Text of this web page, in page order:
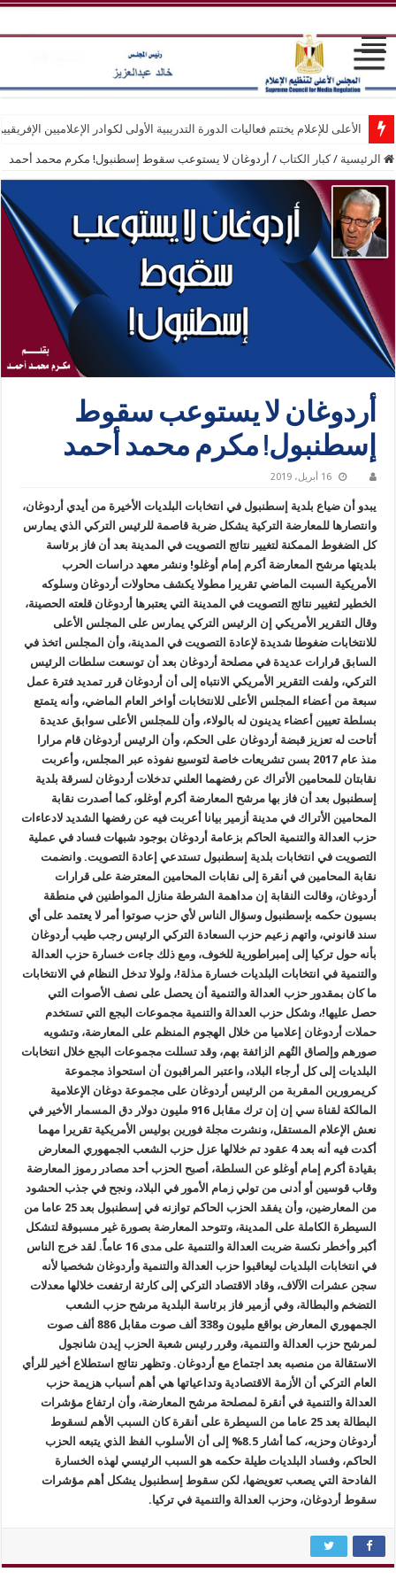
الأعلى للإعلام يختتم فعاليات الدورة التدريبية الأولى لكوادر الإعلاميين
الرئيسية / كبار الكتاب / أردوغان لا يستوعب سقوط إسطنبول! مكرم محمد أحمد
أردوغان لا يستوعب سقوط
إسطنبول! مكرم محمد أحمد
16 أبريل، 2019
يبدو أن ضياع بلدية إسطنبول في انتخابات البلديات الأخيرة من أيدي أردوغان،
وانتصارها للمعارضة التركية يشكل ضربة قاصمة للرئيس التركي الذي يمارس
كل الضغوط الممكنة لتغيير نتائج التصويت في المدينة بعد أن فاز برئاسة
بلديتها مرشح المعارضة أكرم إمام أوغلو! ونشر معهد دراسات الحرب
الأمريكية السبت الماضي تقريرا مطولا يكشف محاولات أردوغان وسلوكه
الخطير لتغيير نتائج التصويت في المدينة التي يعتبرها أردوغان قلعته الحصينة،
وقال التقرير الأمريكي إن الرئيس التركي يمارس على المجلس الأعلى
للانتخابات ضغوطا شديدة لإعادة التصويت في المدينة، وأن المجلس اتخذ في
السابق قرارات عديدة في مصلحة أردوغان بعد أن توسعت سلطات الرئيس
التركي، ولفت التقرير الأمريكي الانتباه إلى أن أردوغان قرر تمديد فترة عمل
سبعة من أعضاء المجلس الأعلى للانتخابات أواخر العام الماضي، وأنه يتمتع
بسلطة تعيين أعضاء يدينون له بالولاء، وأن للمجلس الأعلى سوابق عديدة
أتاحت له تعزيز قبضة أردوغان على الحكم، وأن الرئيس أردوغان قام مرارا
منذ عام 2017 بسن تشريعات خاصة لتوسيع نفوذه عبر المجلس، وأعربت
نقابتان للمحامين الأتراك عن رفضهما العلني تدخلات أردوغان لسرقة بلدية
إسطنبول بعد أن فاز بها مرشح المعارضة أكرم أوغلو، كما أصدرت نقابة
المحامين الأتراك في مدينة أزمير بيانا أعربت فيه عن رفضها الشديد لادعاءات
حزب العدالة والتنمية الحاكم بزعامة أردوغان بوجود شبهات فساد في عملية
التصويت في انتخابات بلدية إسطنبول تستدعي إعادة التصويت. وانضمت
نقابة المحامين في أنقرة إلى نقابات المحامين المعترضة على قرارات
أردوغان، وقالت النقابة إن مداهمة الشرطة منازل المواطنين في منطقة
بسيون حكمه بإسطنبول وسؤال الناس لأي حزب صوتوا أمر لا يعتمد على أي
سند قانوني، واتهم زعيم حزب السعادة التركي الرئيس رجب طيب أردوغان
بأنه حول تركيا إلى إمبراطورية للخوف، ومع ذلك جاءت خسارة حزب العدالة
والتنمية في انتخابات البلديات خسارة مذلة!، ولولا تدخل النظام في الانتخابات
ما كان بمقدور حزب العدالة والتنمية أن يحصل على نصف الأصوات التي
حصل عليها!، وشكل حزب العدالة والتنمية مجموعات البجع التي تستخدم
حملات أردوغان إعلاميا من خلال الهجوم المنظم على المعارضة، وتشويه
صورهم وإلصاق التُهم الزائفة بهم، وقد تسللت مجموعات البجع خلال انتخابات
البلديات إلى كل أرجاء البلاد، واعتبر المراقبون أن استحواذ مجموعة
كريمرورين المقربة من الرئيس أردوغان على مجموعة دوغان الإعلامية
المالكة لقناة سي إن إن ترك مقابل 916 مليون دولار دق المسمار الأخير في
نعش الإعلام المستقل، ونشرت مجلة فورين بوليس الأمريكية تقريرا مهما
أكدت فيه أنه بعد 4 عقود تم خلالها عزل حزب الشعب الجمهوري المعارض
بقيادة أكرم إمام أوغلو عن السلطة، أصبح الحزب أحد مصادر رموز المعارضة
وقاب قوسين أو أدنى من تولي زمام الأمور في البلاد، ونجح في جذب الحشود
من المعارضين، وأن يفقد الحزب الحاكم توازنه في إسطنبول بعد 25 عاما من
السيطرة الكاملة على المدينة، وتتوحد المعارضة بصورة غير مسبوقة لتشكل
أكبر وأخطر نكسة ضربت العدالة والتنمية على مدى 16 عاماً. لقد خرج الناس
في انتخابات البلديات ليعاقبوا حزب العدالة والتنمية وأردوغان شخصيا لأنه
سجن عشرات الآلاف، وقاد الاقتصاد التركي إلى كارثة ارتفعت خلالها معدلات
التضخم والبطالة، وفي أزمير فاز برئاسة البلدية مرشح حزب الشعب
الجمهوري المعارض بواقع مليون و338 ألف صوت مقابل 886 ألف صوت
لمرشح حزب العدالة والتنمية، وقرر رئيس شعبة الحزب إيدن شانجول
الاستقالة من منصبه بعد اجتماع مع أردوغان. وتظهر نتائج استطلاع أخير للرأي
العام التركي أن الأزمة الاقتصادية وتداعياتها هي أهم أسباب هزيمة حزب
العدالة والتنمية في أنقرة لمصلحة مرشح المعارضة، وأن ارتفاع مؤشرات
البطالة بعد 25 عاما من السيطرة على أنقرة كان السبب الأهم لسقوط
أردوغان وحزبه، كما أشار 8.5% إلى أن الأسلوب الفظ الذي يتبعه الحزب
الحاكم، وفساد البلديات طيلة حكمه هو السبب الرئيسي لهذه الخسارة
الفادحة التي يصعب تعويضها، لكن سقوط إسطنبول يشكل أهم مؤشرات
سقوط أردوغان، وحزب العدالة والتنمية في تركيا.